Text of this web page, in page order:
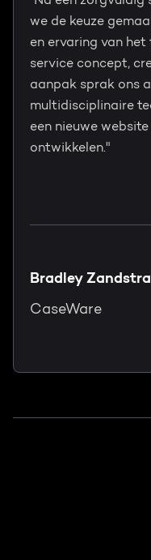
we de keuze
en ervaring van
service concept,
aanpak sprak ons
multidisciplinaire
een nieuwe
ontwikkelen."
Bradley
CaseWare